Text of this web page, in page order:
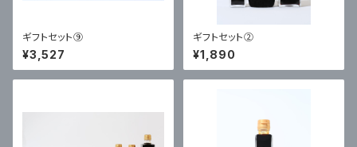
ギフトセット⑨
¥3,527
ギフトセット②
¥1,890